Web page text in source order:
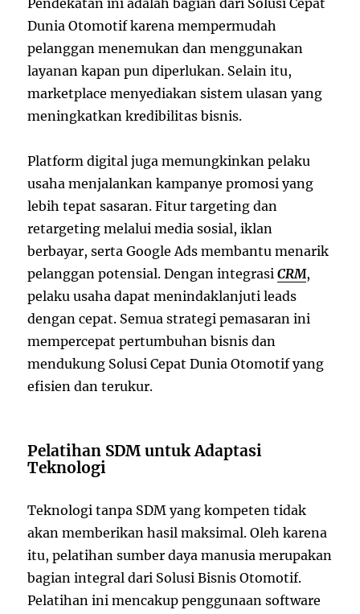
Dunia Otomotif karena mempermudah
pelanggan menemukan dan menggunakan
layanan kapan pun diperlukan. Selain itu,
marketplace menyediakan sistem ulasan yang
meningkatkan kredibilitas bisnis.
Platform digital juga memungkinkan pelaku
usaha menjalankan kampanye promosi yang
lebih tepat sasaran. Fitur targeting dan
retargeting melalui media sosial, iklan
berbayar, serta Google Ads membantu menarik
pelanggan potensial. Dengan integrasiCRM,
pelaku usaha dapat menindaklanjuti leads
dengan cepat. Semua strategi pemasaran ini
mempercepat pertumbuhan bisnis dan
mendukung Solusi Cepat Dunia Otomotif yang
efisien dan terukur.
Pelatihan SDM untuk Adaptasi
Teknologi
Teknologi tanpa SDM yang kompeten tidak
akan memberikan hasil maksimal. Oleh karena
itu, pelatihan sumber daya manusia merupakan
bagian integral dari Solusi Bisnis Otomotif.
Pelatihan ini mencakup penggunaan software